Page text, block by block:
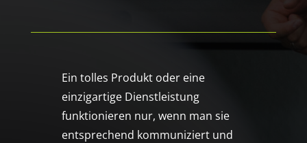
Ein tolles Produkt oder eine
einzigartige Dienstleistung
funktionieren nur, wenn man sie
entsprechend kommuniziert und